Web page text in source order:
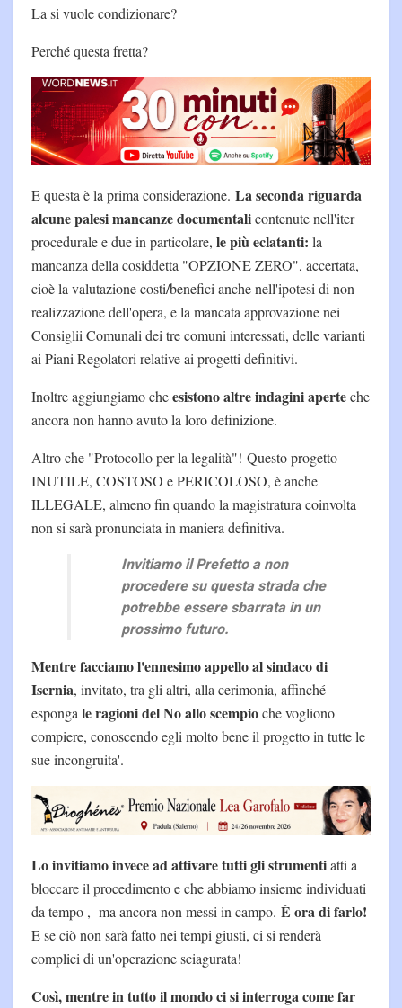
La si vuole condizionare?
Perché questa fretta?
E questa è la prima considerazione. La seconda riguarda
alcune palesi mancanze documentalicontenute nell'iter
procedurale e due in particolare, le più eclatanti: la
mancanza della cosiddetta "OPZIONE ZERO", accertata,
cioè la valutazione costi/benefici anche nell'ipotesi di non
realizzazione dell'opera, e la mancata approvazione nei
Consiglii Comunali dei tre comuni interessati, delle varianti
ai Piani Regolatori relative ai progetti definitivi.
Inoltre aggiungiamo cheesistono altre indagini aperteche
ancora non hanno avuto la loro definizione.
Altro che "Protocollo per la legalità"! Questo progetto
INUTILE, COSTOSO e PERICOLOSO, è anche
ILLEGALE, almeno fin quando la magistratura coinvolta
non si sarà pronunciata in maniera definitiva.
Invitiamo il Prefetto a non
procedere su questa strada che
potrebbe essere sbarrata in un
prossimo futuro.
Mentre facciamo l'ennesimo appello al sindaco di
Isernia, invitato, tra gli altri, alla cerimonia, affinché
esponga le ragioni del No allo scempioche vogliono
compiere, conoscendo egli molto bene il progetto in tutte le
sue incongruita'.
Lo invitiamo invece ad attivare tutti gli strumentiatti a
bloccare il procedimento e che abbiamo insieme individuati
da tempo , ma ancora non messi in campo. È ora di farlo!
E se ciò non sarà fatto nei tempi giusti, ci si renderà
complici di un'operazione sciagurata!
Così, mentre in tutto il mondo ci si interroga come far